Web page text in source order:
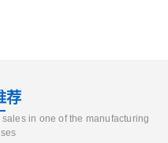
荐
in one of the manufacturing